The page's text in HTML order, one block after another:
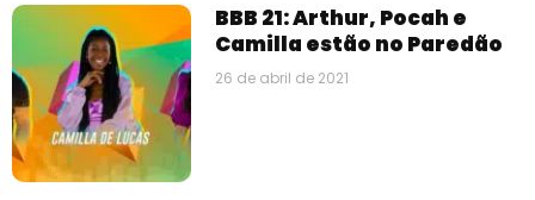
BBB 21: Arthur, Pocah e
Camilla estão no Paredão
26 de abril de 2021